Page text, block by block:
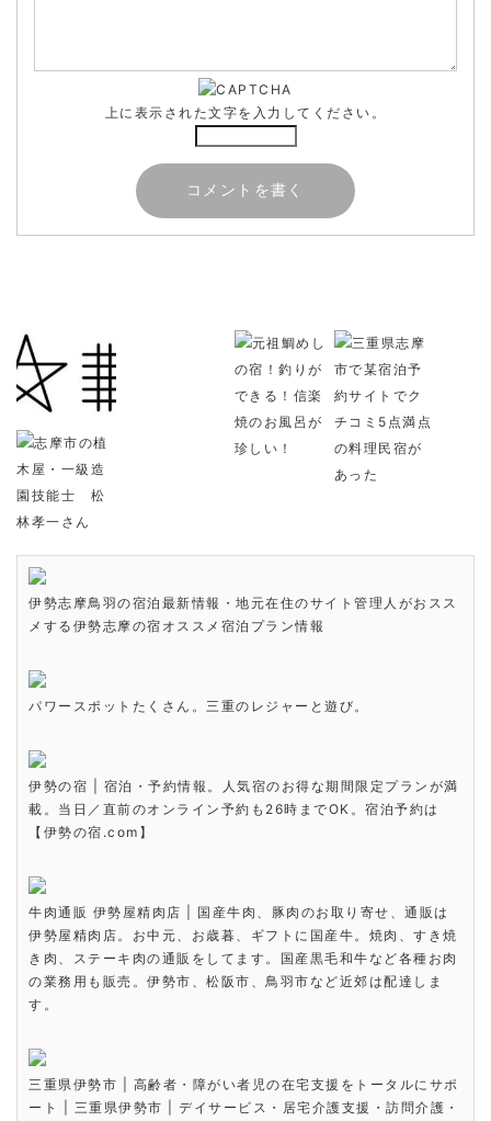
上に表示された文字を入力してください。
伊勢志摩鳥羽の宿泊最新情報・地元在住のサイト管理人がおスス
メする伊勢志摩の宿オススメ宿泊プラン情報
パワースポットたくさん。三重のレジャーと遊び。
伊勢の宿 | 宿泊・予約情報。人気宿のお得な期間限定プランが満
載。当日／直前のオンライン予約も26時までOK。宿泊予約は
【伊勢の宿.com】
牛肉通販 伊勢屋精肉店 | 国産牛肉、豚肉のお取り寄せ、通販は
伊勢屋精肉店。お中元、お歳暮、ギフトに国産牛。焼肉、すき焼
き肉、ステーキ肉の通販をしてます。国産黒毛和牛など各種お肉
の業務用も販売。伊勢市、松阪市、鳥羽市など近郊は配達しま
す。
三重県伊勢市 | 高齢者・障がい者児の在宅支援をトータルにサポ
ート | 三重県伊勢市 | デイサービス・居宅介護支援・訪問介護・